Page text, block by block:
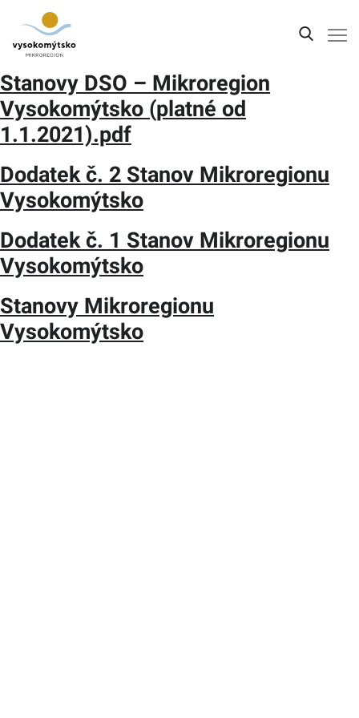
Stanovy DSO – Mikroregion
Vysokomýtsko (platné od
1.1.2021).pdf
Dodatek č. 2 Stanov Mikroregionu
Vysokomýtsko
Dodatek č. 1 Stanov Mikroregionu
Vysokomýtsko
Stanovy Mikroregionu
Vysokomýtsko
Úvod
Mikroregion
Obce
Turistické cíle
Kultura
Kontakt